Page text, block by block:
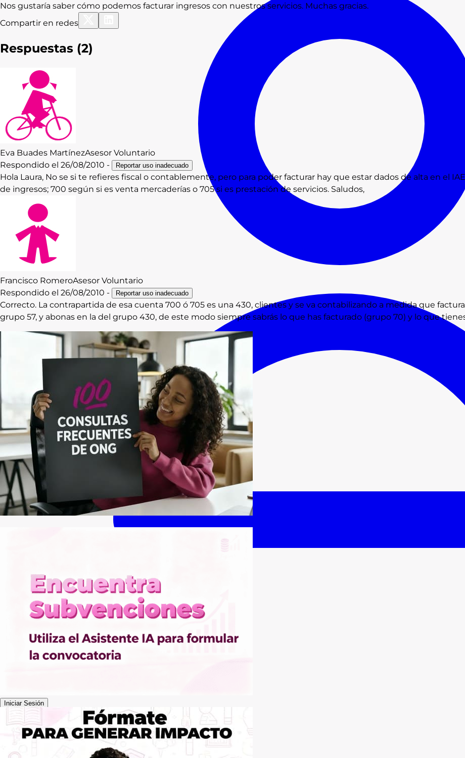
Consultas
Subvenciones
Recursos
Formación
Iniciar Sesión
Nos gustaría saber cómo podemos facturar ingresos con nuestros servicios. Muchas gracias.
Compartir en redes
Respuestas (2)
Eva Buades MartínezAsesor Voluntario
Respondido el 26/08/2010 - Reportar uso inadecuado
Hola Laura, No se si te refieres fiscal o contablemente, pero para poder facturar hay que estar dados de alta en el
de ingresos; 700 según si es venta mercaderías o 705 si es prestación de servicios. Saludos,
Francisco RomeroAsesor Voluntario
Respondido el 26/08/2010 - Reportar uso inadecuado
Correcto. La contrapartida de esa cuenta 700 ó 705 es una 430, clientes y se va contabilizando a medida que
grupo 57, y abonas en la del grupo 430, de este modo siempre sabrás lo que has facturado (grupo 70) y lo que